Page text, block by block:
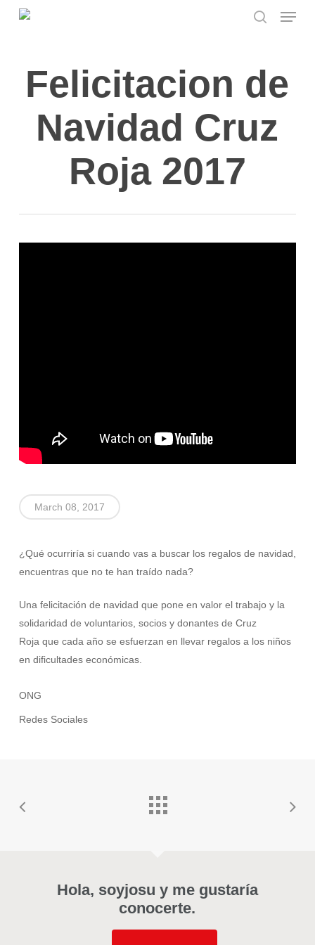
Menu
Felicitacion de
Navidad Cruz
Roja 2017
March 08, 2017
¿Qué ocurriría si cuando vas a buscar los regalos de navidad,
encuentras que no te han traído nada?
Una felicitación de navidad que pone en valor el trabajo y la
solidaridad de voluntarios, socios y donantes de Cruz
Roja que cada año se esfuerzan en llevar regalos a los niños
en dificultades económicas.
ONG
Redes Sociales
Hola, soyjosu y me gustaría
conocerte.